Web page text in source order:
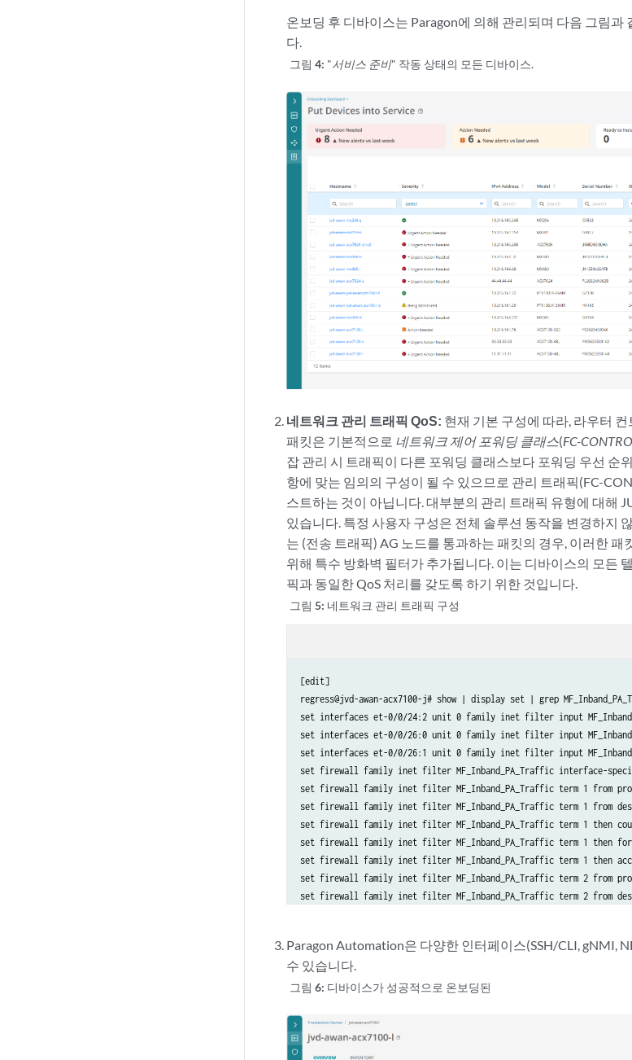
온보딩 후 디바이스는 Paragon에 의해 관리되며 다음 그림과
다.
그림 4: "서비스 준비" 작동 상태의 모든 디바이스.
네트워크 관리 트래픽 QoS: 현재 기본 구성에 따라, 라우터
패킷은 기본적으로 네트워크 제어 포워딩 클래스(FC-
잡 관리 시 트래픽이 다른 포워딩 클래스보다 포워딩 우선 순
항에 맞는 임의의 구성이 될 수 있으므로 관리 트래픽(FC-
스트하는 것이 아닙니다. 대부분의 관리 트래픽 유형에 대해
있습니다. 특정 사용자 구성은 전체 솔루션 동작을 변경하지
는 (전송 트래픽) AG 노드를 통과하는 패킷의 경우, 이러한
위해 특수 방화벽 필터가 추가됩니다. 이는 디바이스의 모든
픽과 동일한 QoS 처리를 갖도록 하기 위한 것입니다.
그림 5: 네트워크 관리 트래픽 구성
[edit]
regress@jvd-awan-acx7100-j# show | display set | grep
set interfaces et-0/0/24:2 unit 0 family inet filter input
set interfaces et-0/0/26:0 unit 0 family inet filter input
set interfaces et-0/0/26:1 unit 0 family inet filter input
set firewall family inet filter MF_Inband_PA_Traffic interface-
set firewall family inet filter MF_Inband_PA_Traffic term 1 from
set firewall family inet filter MF_Inband_PA_Traffic term 1 from
set firewall family inet filter MF_Inband_PA_Traffic term 1 then
set firewall family inet filter MF_Inband_PA_Traffic term 1 then
set firewall family inet filter MF_Inband_PA_Traffic term 1 then
set firewall family inet filter MF_Inband_PA_Traffic term 2 from
set firewall family inet filter MF_Inband_PA_Traffic term 2 from
set firewall family inet filter MF_Inband_PA_Traffic term 2 then
set firewall family inet filter MF_Inband_PA_Traffic term 3 then
set firewall family inet filter MF_Inband_PA_Traffic term 3 then
[edit]
regress@jvd-awan-acx7100-j#
Paragon Automation은 다양한 인터페이스(SSH/CLI, gNMI,
수 있습니다.
그림 6: 디바이스가 성공적으로 온보딩된